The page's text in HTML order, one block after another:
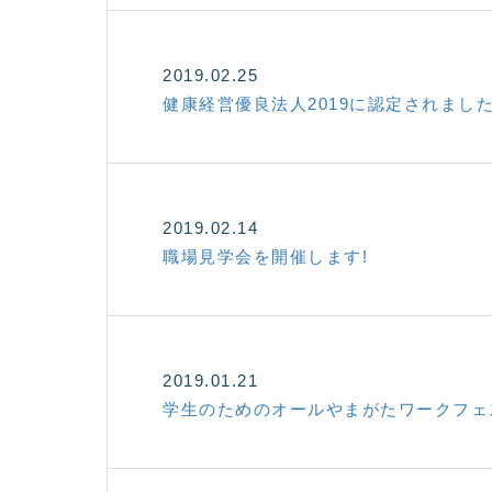
2019.02.25
健康経営優良法人2019に認定されまし
2019.02.14
職場見学会を開催します!
2019.01.21
学生のためのオールやまがたワークフェ